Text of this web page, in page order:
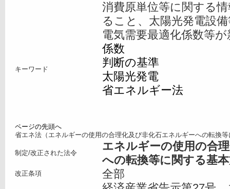
消費原単位等に関する
ること、太陽光発電設
電気需要最適化係数等
キーワード
係数
判断の基準
太陽光発電
省エネルギー法
ページの先頭へ
省エネ法（エネルギーの使用の合理化及び非化石エネルギーへの転換
制定/改正された法令
エネルギーの使用の合
への転換等に関する基
改正条項 全部